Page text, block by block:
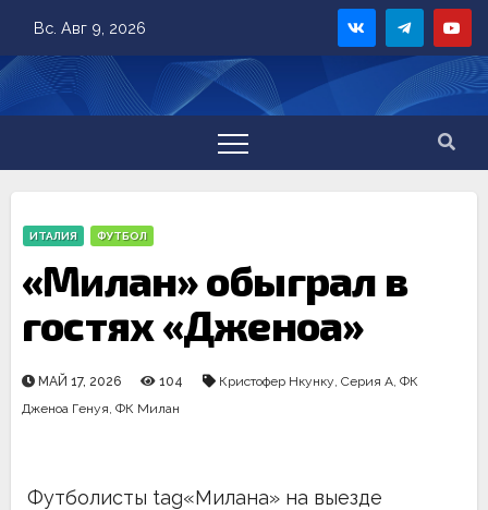
content
Вс. Авг 9, 2026
ИТАЛИЯ ФУТБОЛ
«Милан» обыграл в
гостях «Дженоа»
МАЙ 17, 2026 104 Кристофер Нкунку, Серия А, ФК
Дженоа Генуя, ФК Милан
Футболисты tag«Милана» на выезде